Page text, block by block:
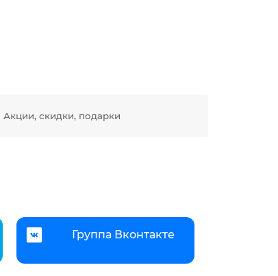
Акции, скидки, подарки
Группа Вконтакте